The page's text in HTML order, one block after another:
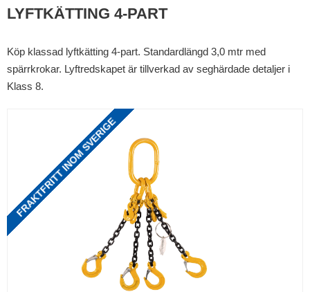
LYFTKÄTTING 4-PART
Köp klassad lyftkätting 4-part. Standardlängd 3,0 mtr med
spärrkrokar. Lyftredskapet är tillverkad av seghärdade detaljer i
Klass 8.
FRAKTFRITT INOM SVERIGE